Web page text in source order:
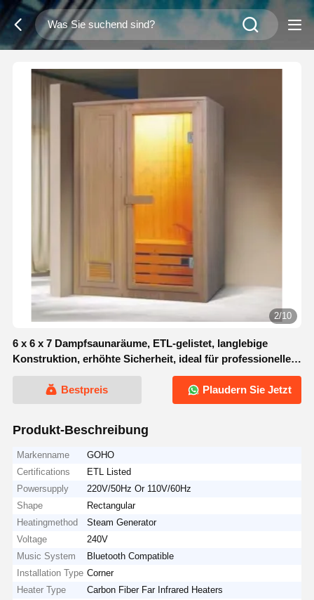
2/10
6 x 6 x 7 Dampfsaunaräume, ETL-gelistet, langlebige
Konstruktion, erhöhte Sicherheit, ideal für professionelle
Bestpreis
Plaudern Sie Jetzt
Produkt-Beschreibung
Markenname
GOHO
Certifications
ETL Listed
Powersupply
220V/50Hz Or 110V/60Hz
Shape
Rectangular
Heatingmethod
Steam Generator
Voltage
240V
Music System
Bluetooth Compatible
Installation Type Corner
Heater Type
Carbon Fiber Far Infrared Heaters